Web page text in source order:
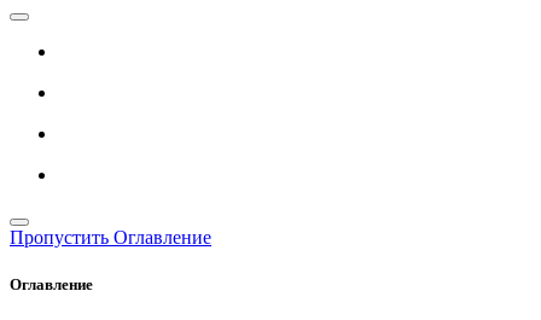
Пропустить Оглавление
Оглавление